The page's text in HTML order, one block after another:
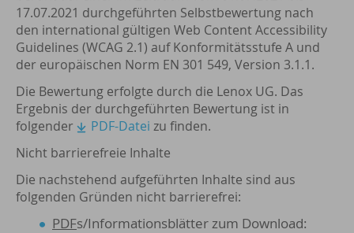
17.07.2021 durchgeführten Selbstbewertung nach
den international gültigen Web Content Accessibility
Guidelines (WCAG 2.1) auf Konformitätsstufe A und
der europäischen Norm EN 301 549, Version 3.1.1.
Die Bewertung erfolgte durch die Lenox UG. Das
Ergebnis der durchgeführten Bewertung ist in
folgender
PDF-Datei zu finden.
Nicht barrierefreie Inhalte
Die nachstehend aufgeführten Inhalte sind aus
folgenden Gründen nicht barrierefrei:
PDFs/Informationsblätter zum Download: